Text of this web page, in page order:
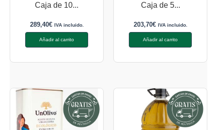
Caja de 10...
289,40€ IVA incluido.
Añadir al carrito
Caja de 5...
203,70€ IVA incluido.
Añadir al carrito